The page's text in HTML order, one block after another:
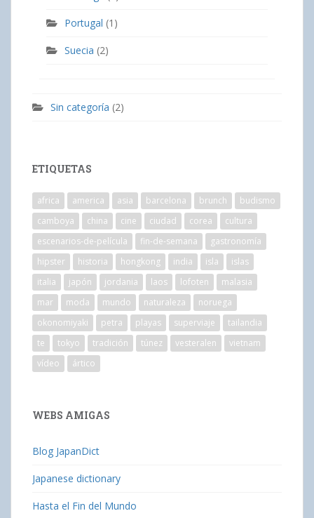
Portugal (1)
Suecia (2)
Sin categoría (2)
ETIQUETAS
africa america asia barcelona brunch
budismo
camboya
china cine ciudad corea
cultura
escenarios-de-película
fin-de-semana
gastronomía
hipster
historia hongkong india isla
islas
italia
japón jordania laos lofoten
malasia
mar
moda mundo naturaleza
noruega
okonomiyaki
petra playas superviaje
tailandia
te
tokyo tradición túnez vesteralen
vietnam
vídeo
ártico
WEBS AMIGAS
Blog JapanDict
Japanese dictionary
Hasta el Fin del Mundo